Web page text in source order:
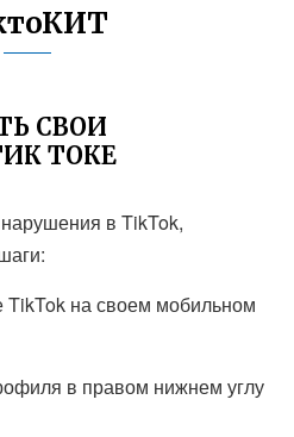
СВОИ
ТОКЕ
в TikTok,
TikTok на своем мобильном
в правом нижнем углу